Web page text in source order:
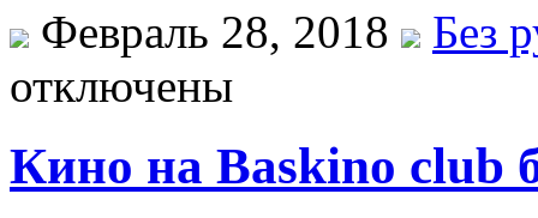
Февраль 28, 2018
Без
отключены
Кино на Baskino club